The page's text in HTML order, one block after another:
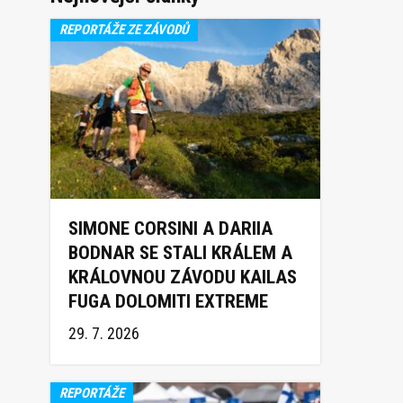
REPORTÁŽE ZE ZÁVODŮ
SIMONE CORSINI A DARIIA
BODNAR SE STALI KRÁLEM A
KRÁLOVNOU ZÁVODU KAILAS
FUGA DOLOMITI EXTREME
TRAIL 2026
29. 7. 2026
REPORTÁŽE